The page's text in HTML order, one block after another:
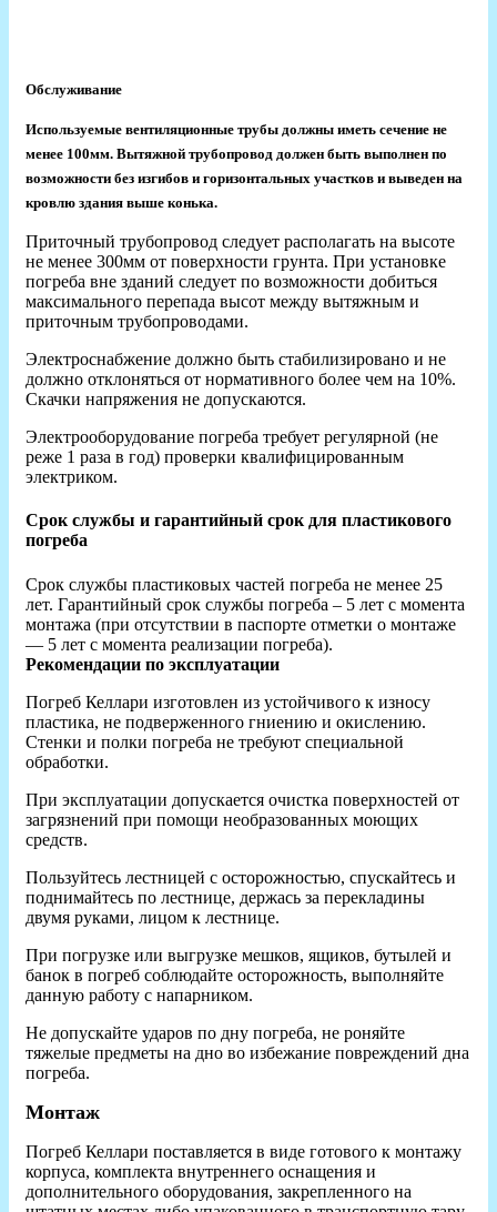
Обслуживание
Используемые вентиляционные трубы должны иметь сечение не
менее 100мм. Вытяжной трубопровод должен быть выполнен по
возможности без изгибов и горизонтальных участков и выведен на
кровлю здания выше конька.
Приточный трубопровод следует располагать на высоте
не менее 300мм от поверхности грунта. При установке
погреба вне зданий следует по возможности добиться
максимального перепада высот между вытяжным и
приточным трубопроводами.
Электроснабжение должно быть стабилизировано и не
должно отклоняться от нормативного более чем на 10%.
Скачки напряжения не допускаются.
Электрооборудование погреба требует регулярной (не
реже 1 раза в год) проверки квалифицированным
электриком.
Срок службы и гарантийный срок для пластикового
погреба
Срок службы пластиковых частей погреба не менее 25
лет. Гарантийный срок службы погреба – 5 лет с момента
монтажа (при отсутствии в паспорте отметки о монтаже
— 5 лет с момента реализации погреба).
Рекомендации по эксплуатации
Погреб Келлари изготовлен из устойчивого к износу
пластика, не подверженного гниению и окислению.
Стенки и полки погреба не требуют специальной
обработки.
При эксплуатации допускается очистка поверхностей от
загрязнений при помощи необразованных моющих
средств.
Пользуйтесь лестницей с осторожностью, спускайтесь и
поднимайтесь по лестнице, держась за перекладины
двумя руками, лицом к лестнице.
При погрузке или выгрузке мешков, ящиков, бутылей и
банок в погреб соблюдайте осторожность, выполняйте
данную работу с напарником.
Не допускайте ударов по дну погреба, не роняйте
тяжелые предметы на дно во избежание повреждений дна
погреба.
Монтаж
Погреб Келлари поставляется в виде готового к монтажу
корпуса, комплекта внутреннего оснащения и
дополнительного оборудования, закрепленного на